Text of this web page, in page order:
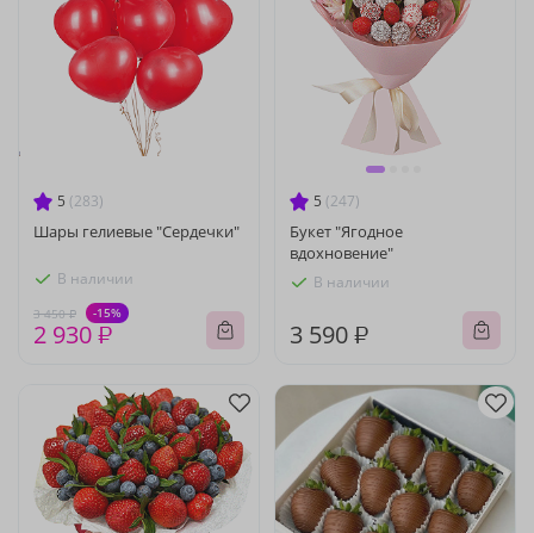
5 (283)
Шары гелиевые "Сердечки"
В наличии
3 450 ₽ -15%
2 930 ₽
5 (247)
Букет "Ягодное
вдохновение"
В наличии
3 590 ₽